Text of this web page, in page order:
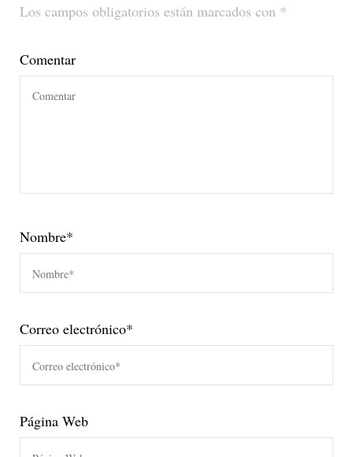
Los campos obligatorios están marcados con *
Comentar
Nombre*
Correo electrónico*
Página Web